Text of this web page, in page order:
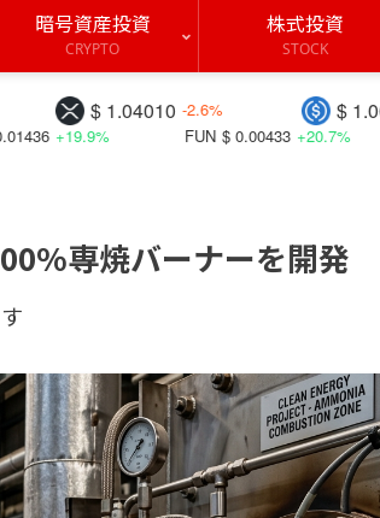
暗号資産投資
CRYPTO
株式投資
STOCK
$ 1.00122 +0.3%
-2.6%
BITCOIN
FUN $ 0.00433 +20.7%
専焼バーナーを開発